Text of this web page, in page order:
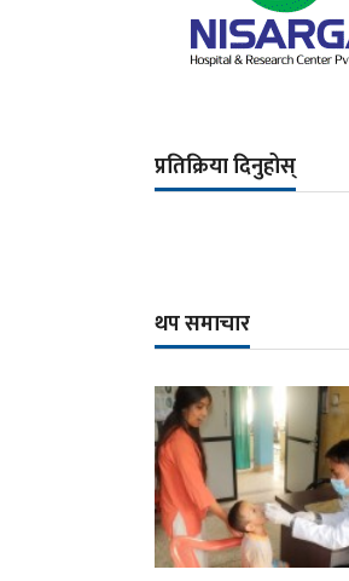
प्रतिक्रिया दिनुहोस्
थप समाचार